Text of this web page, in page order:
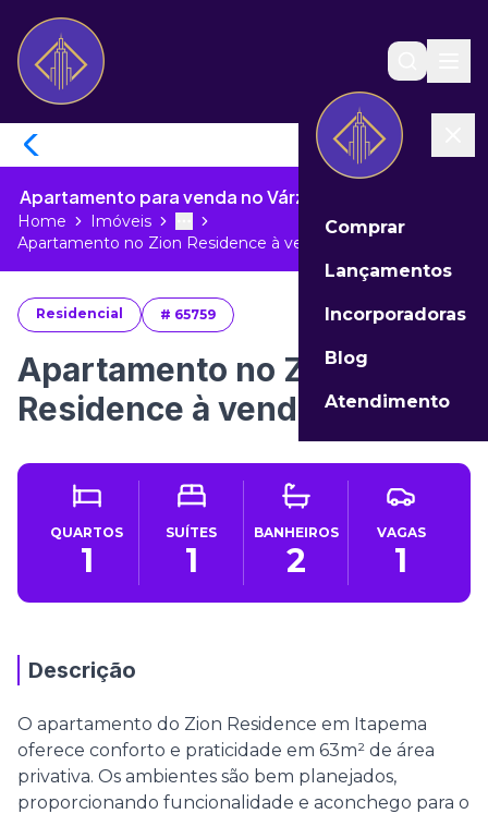
Comprar
Lançamentos
Incorporadoras
Blog
Atendimento
Apartamento para venda no Várzea de Itapema - SC
Home Imóveis More
Toggle menu
Apartamento no Zion Residence à ven...
Residencial # 65759
Apartamento no Zion
Residence à venda
QUARTOS
1
SUÍTES
1
BANHEIROS
2
VAGAS
1
Descrição
O apartamento do Zion Residence em Itapema
oferece conforto e praticidade em 63m² de área
privativa. Os ambientes são bem planejados,
proporcionando funcionalidade e aconchego para o